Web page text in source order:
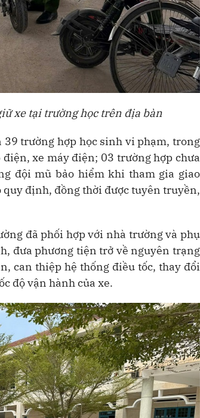
xe tại trường học trên địa bàn
39 trường hợp học sinh vi phạm, trong
xe máy điện; 03 trường hợp chưa
đội mũ bảo hiểm khi tham gia giao
quy định, đồng thời được tuyên truyền,
đã phối hợp với nhà trường và phụ
đưa phương tiện trở về nguyên trạng
can thiệp hệ thống điều tốc, thay đổi
độ vận hành của xe.